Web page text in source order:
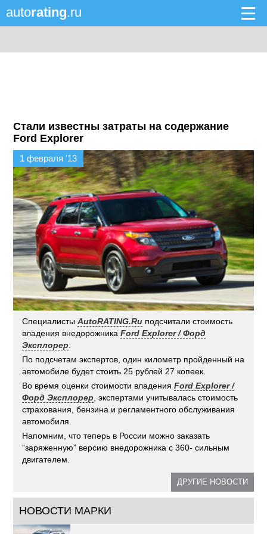
autorating.ru
Стали известны затраты на содержание
Ford Explorer
1 февраля '13
СпециалистыAutoRATING.Ru подсчитали стоимость
владения внедорожникаFord Explorer / Форд
Эксплорер
По подсчетам экспертов, один километр пройденный на
автомобиле будет стоить 25 рублей 27 копеек.
Во время оценки стоимости владенияFord Explorer /
Форд Эксплорер , экспертами учитывалась стоимость
страхования, бензина и регламентного обслуживания
автомобиля.
Напомним, что теперь в России можно заказать
“заряженную” версию внедорожника с 360- сильным
двигателем.
ДРУГИЕ НОВОСТИ
НОВОСТИ МАРКИ